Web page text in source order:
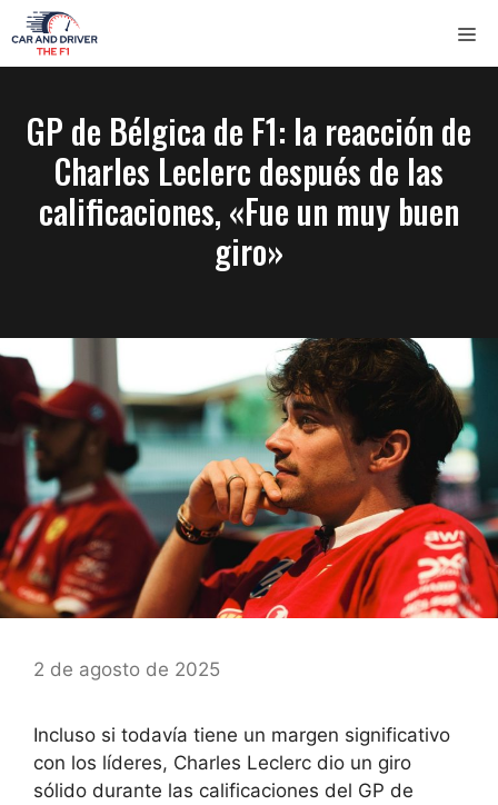
Saltar
al
contenido
GP de Bélgica de F1: la reacción de
Charles Leclerc después de las
calificaciones, «Fue un muy buen
giro»
2 de agosto de 2025
Incluso si todavía tiene un margen significativo
con los líderes, Charles Leclerc dio un giro
sólido durante las calificaciones del GP de